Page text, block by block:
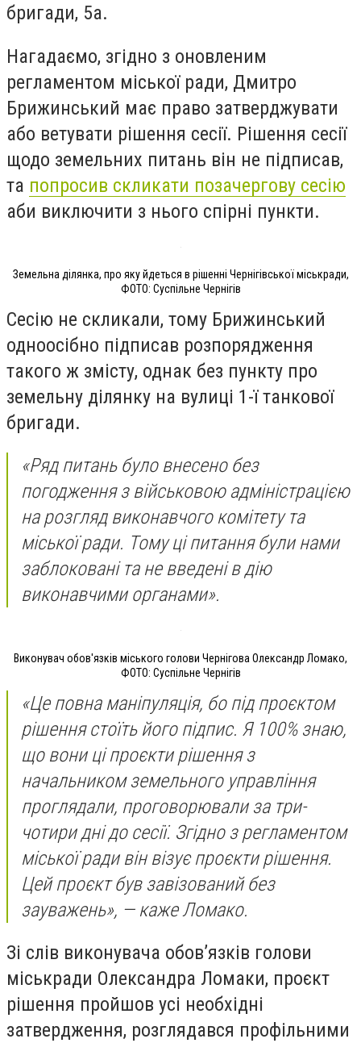
бригади, 5а.
Нагадаємо, згідно з оновленим
регламентом міської ради, Дмитро
Брижинський має право затверджувати
або ветувати рішення сесії. Рішення сесії
щодо земельних питань він не підписав,
та попросив скликати позачергову сесію
аби виключити з нього спірні пункти.
Земельна ділянка, про яку йдеться в рішенні Чернігівської міськради,
ФОТО: Суспільне Чернігів
Сесію не скликали, тому Брижинський
одноосібно підписав розпорядження
такого ж змісту, однак без пункту про
земельну ділянку на вулиці 1-ї танкової
бригади.
«Ряд питань було внесено без
погодження з військовою адміністрацією
на розгляд виконавчого комітету та
міської ради. Тому ці питання були нами
заблоковані та не введені в дію
виконавчими органами».
Виконувач обов'язків міського голови Чернігова Олександр Ломако,
ФОТО: Суспільне Чернігів
«Це повна маніпуляція, бо під проєктом
рішення стоїть його підпис. Я 100% знаю,
що вони ці проєкти рішення з
начальником земельного управління
проглядали, проговорювали за три-
чотири дні до сесії. Згідно з регламентом
міської ради він візує проєкти рішення.
Цей проєкт був завізований без
зауважень», — каже Ломако.
Зі слів виконувача обов’язків голови
міськради Олександра Ломаки, проєкт
рішення пройшов усі необхідні
затвердження, розглядався профільними